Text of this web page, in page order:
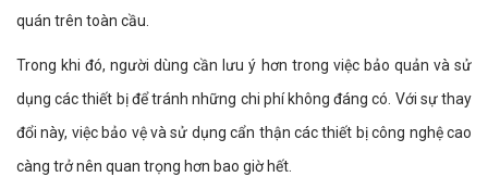
quán trên toàn cầu.
Trong khi đó, người dùng cần lưu ý hơn trong việc bảo quản và sử
dụng các thiết bị để tránh những chi phí không đáng có. Với sự thay
đổi này, việc bảo vệ và sử dụng cẩn thận các thiết bị công nghệ cao
càng trở nên quan trọng hơn bao giờ hết.